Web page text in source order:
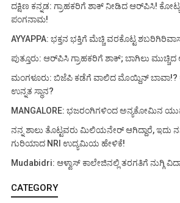
ದಕ್ಷಿಣ ಕನ್ನಡ: ಗ್ರಾಹಕರಿಗೆ ಶಾಕ್ ನೀಡಿದ ಆರ್‌ಪಿಸಿ!
ಪಂಗನಾಮ!
AYYAPPA: ಭಕ್ತನ ಭಕ್ತಿಗೆ ಮೆಚ್ಚಿ ವರಕೊಟ್ಟ
ಪುತ್ತೂರು: ಆರ್‌ಪಿಸಿ ಗ್ರಾಹಕರಿಗೆ ಶಾಕ್; ಬಾಗಿಲು ಮುಚ್ಚಿದ
ಮಂಗಳೂರು: ಬಿಜೆಪಿ ಕಡೆಗೆ ವಾಲಿದ ಮೊಯ್ದಿನ್ ಬಾವಾ!?
ಉನ್ನತ ಸ್ಥಾನ?
MANGALORE: ಭಜರಂಗಿಗಳಿಂದ ಅನ್ಯಕೋಮಿನ
ನನ್ನ ಶಾಲು ತೊಟ್ಟವರು ಮಿಲಿಯನೇರ್ ಆಗಿದ್ದಾರೆ, ಇದು
ಗುರಿಯಾದ NRI ಉದ್ಯಮಿಯ ಹೇಳಿಕೆ!
Mudabidri: ಆಳ್ವಾಸ್ ಕಾಲೇಜಿನಲ್ಲಿ ತರಗತಿಗೆ ನುಗ್ಗಿ
CATEGORY